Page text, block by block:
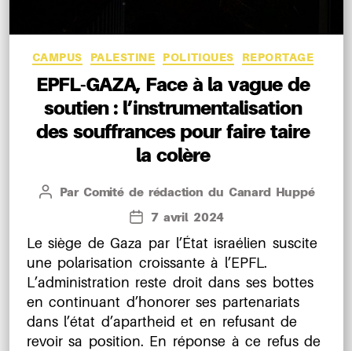
Catégories
CAMPUS PALESTINE POLITIQUES REPORTAGE
EPFL-GAZA, Face à la vague de
soutien : l’instrumentalisation
des souffrances pour faire taire
la colère
Auteur
Par Comité de rédaction du Canard Huppé
Date
l’article
7 avril 2024
Le siège de Gaza par l’État israélien suscite
une polarisation croissante à l’EPFL.
L’administration reste droit dans ses bottes
en continuant d’honorer ses partenariats
dans l’état d’apartheid et en refusant de
revoir sa position. En réponse à ce refus de